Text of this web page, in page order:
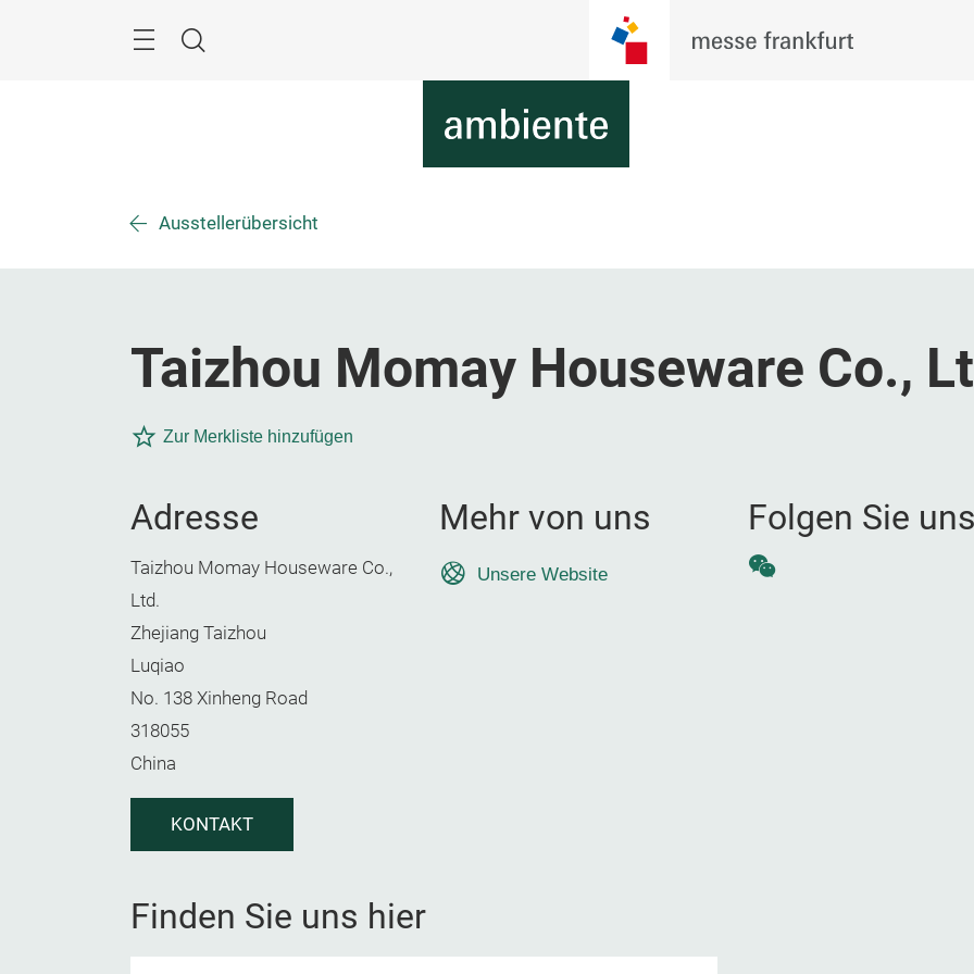
Suche
Ausstellerübersicht
Taizhou Momay Houseware Co.,
Zur Merkliste hinzufügen
Adresse
Taizhou Momay Houseware Co.,
Ltd.
Zhejiang Taizhou
Luqiao
No. 138 Xinheng Road
318055
China
KONTAKT
Mehr von uns
Unsere Website
Folgen Sie uns
WeChat
Finden Sie uns hier